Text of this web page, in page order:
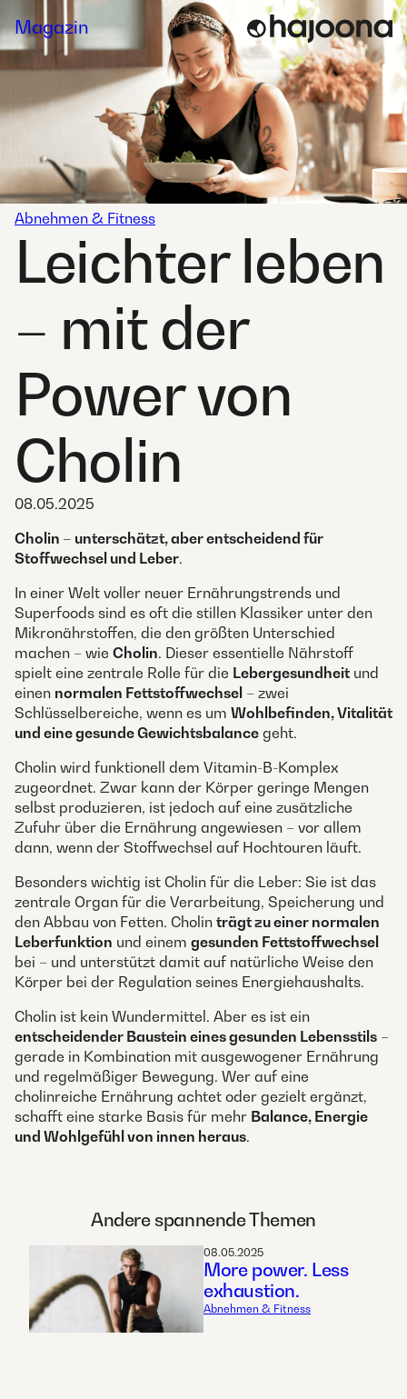
to
content
Magazin
Abnehmen & Fitness
Leichter leben
– mit der
Power von
Cholin
08.05.2025
Cholin – unterschätzt, aber entscheidend für
Stoffwechsel und Leber.
In einer Welt voller neuer Ernährungstrends und
Superfoods sind es oft die stillen Klassiker unter den
Mikronährstoffen, die den größten Unterschied
machen – wie Cholin. Dieser essentielle Nährstoff
spielt eine zentrale Rolle für die Lebergesundheit und
einen normalen Fettstoffwechsel – zwei
Schlüsselbereiche, wenn es um Wohlbefinden, Vitalität
und eine gesunde Gewichtsbalance geht.
Cholin wird funktionell dem Vitamin-B-Komplex
zugeordnet. Zwar kann der Körper geringe Mengen
selbst produzieren, ist jedoch auf eine zusätzliche
Zufuhr über die Ernährung angewiesen – vor allem
dann, wenn der Stoffwechsel auf Hochtouren läuft.
Besonders wichtig ist Cholin für die Leber: Sie ist das
zentrale Organ für die Verarbeitung, Speicherung und
den Abbau von Fetten. Cholin trägt zu einer normalen
Leberfunktion und einem gesunden Fettstoffwechsel
bei – und unterstützt damit auf natürliche Weise den
Körper bei der Regulation seines Energiehaushalts.
Cholin ist kein Wundermittel. Aber es ist ein
entscheidender Baustein eines gesunden Lebensstils –
gerade in Kombination mit ausgewogener Ernährung
und regelmäßiger Bewegung. Wer auf eine
cholinreiche Ernährung achtet oder gezielt ergänzt,
schafft eine starke Basis für mehr Balance, Energie
und Wohlgefühl von innen heraus.
Andere spannende Themen
08.05.2025
More power. Less
exhaustion.
Abnehmen & Fitness